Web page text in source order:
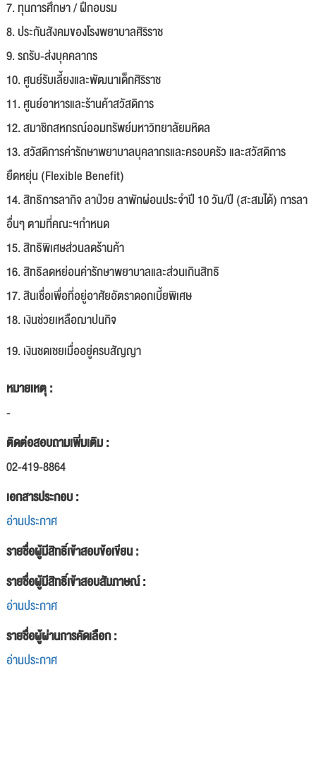
7. ทุนการศึกษา / ฝึกอบรม
8. ประกันสังคมของโรงพยาบาลศิริราช
9. รถรับ-ส่งบุคคลากร
10. ศูนย์รับเลี้ยงและพัฒนาเด็กศิริราช
11. ศูนย์อาหารและร้านค้าสวัสดิการ
12. สมาชิกสหกรณ์ออมทรัพย์มหาวิทยาลัยมหิดล
13. สวัสดิการค่ารักษาพยาบาลบุคลากรและครอบครัว และสวัสดิการ
ยืดหยุ่น (Flexible Benefit)
14. สิทธิการลากิจ ลาป่วย ลาพักผ่อนประจำปี 10 วัน/ปี (สะสมได้) การลา
อื่นๆ ตามที่คณะฯกำหนด
15. สิทธิพิเศษส่วนลดร้านค้า
16. สิทธิลดหย่อนค่ารักษาพยาบาลและส่วนเกินสิทธิ
17. สินเชื่อเพื่อที่อยู่อาศัยอัตราดอกเบี้ยพิเศษ
18. เงินช่วยเหลือฌาปนกิจ
19. เงินชดเชยเมื่ออยู่ครบสัญญา
หมายเหตุ :
-
ติดต่อสอบถามเพิ่มเติม :
02-419-8864
เอกสารประกอบ :
อ่านประกาศ
รายชื่อผู้มีสิทธิ์เข้าสอบข้อเขียน :
รายชื่อผู้มีสิทธิ์เข้าสอบสัมภาษณ์ :
อ่านประกาศ
รายชื่อผู้ผ่านการคัดเลือก :
อ่านประกาศ